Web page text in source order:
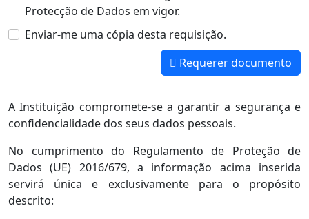
Protecção de Dados em vigor.
Enviar-me uma cópia desta requisição.
Requerer documento
A Instituição compromete-se a garantir a segurança e
confidencialidade dos seus dados pessoais.
No cumprimento do Regulamento de Proteção de
Dados (UE) 2016/679, a informação acima inserida
servirá única e exclusivamente para o propósito
descrito: